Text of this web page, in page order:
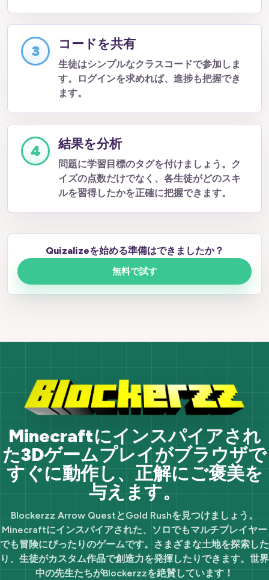
3 コードを共有
生徒はシンプルなクラスコードで参加しま
す。ログインを求めれば、進捗も把握でき
ます。
4 結果を分析
問題に学習目標のタグを付けましょう。ク
イズの点数だけでなく、各生徒がどのスキ
ルを習得したかを正確に把握できます。
Quizalizeを始める準備はできましたか？
無料で試す
Minecraftにインスパイアされ
た3Dゲームプレイがブラウザで
すぐに動作し、正解にご褒美を
与えます。
Blockerzz Arrow QuestとGold Rushを見つけましょう。
Minecraftにインスパイアされた、ソロでもマルチプレイヤー
でも冒険にぴったりのゲームです。さまざまな土地を探索した
り、生徒がカスタム作品で創造力を発揮したりできます。世界
中の先生たちがBlockerzzを絶賛しています！